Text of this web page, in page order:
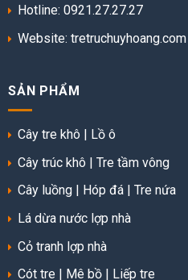
Hotline: 0921.27.27.27
Website: tretruchuyhoang.com
SẢN PHẨM
Cây tre khô
Lồ ô
Cây trúc khô | Tre tầm vông
Cây luồng
Hóp đá
Tre nứa
Lá dừa nước lợp nhà
Cỏ tranh lợp nhà
Cót tre
Mê bồ
Liếp tre